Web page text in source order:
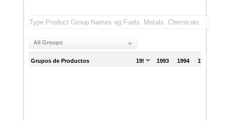
All Groups
Grupos de Productos 1992 1993 1994 1995